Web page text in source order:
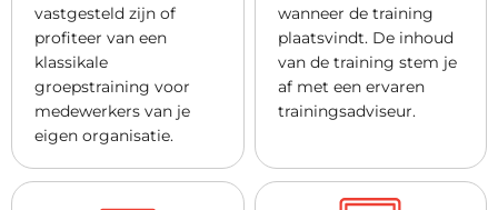
vastgesteld zijn of
profiteer van een
klassikale
groepstraining voor
medewerkers van je
eigen organisatie.
wanneer de training
plaatsvindt. De inhoud
van de training stem je
af met een ervaren
trainingsadviseur.